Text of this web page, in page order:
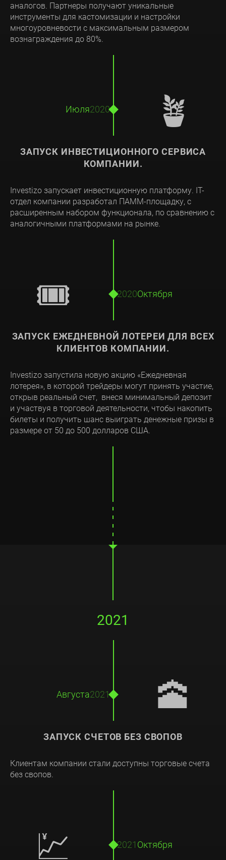
аналогов. Партнеры получают уникальные
инструменты для кастомизации и настройки
многоуровневости с максимальным размером
вознаграждения до 80%.
ЗАПУСК ИНВЕСТИЦИОННОГО СЕРВИСА
КОМПАНИИ.
Investizo запускает инвестиционную платформу. IT-
отдел компании разработал ПАММ-площадку, с
расширенным набором функционала, по сравнению с
аналогичными платформами на рынке.
Июля2020 🪴
ЗАПУСК ЕЖЕДНЕВНОЙ ЛОТЕРЕИ ДЛЯ ВСЕХ
КЛИЕНТОВ КОМПАНИИ.
Investizo запустила новую акцию «Ежедневная
лотерея», в которой трейдеры могут принять участие,
открыв реальный счет, внеся минимальный депозит
и участвуя в торговой деятельности, чтобы накопить
билеты и получить шанс выиграть денежные призы в
размере от 50 до 500 долларов США.
Октября
2020
🎟
2021
ЗАПУСК СЧЕТОВ БЕЗ СВОПОВ
Клиентам компании стали доступны торговые счета
без свопов.
Августа2021 🕋
Октября
2021
💹